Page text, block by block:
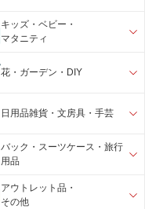
キッズ・ベビー・
マタニティ
花・ガーデン・DIY
日用品雑貨・文房具・手芸
バック・スーツケース・旅行
用品
アウトレット品・
その他